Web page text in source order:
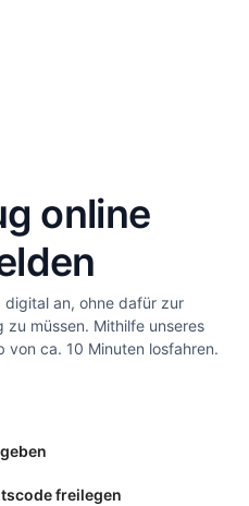
online
digital an, ohne dafür zur
zu müssen. Mithilfe unseres
von ca. 10 Minuten losfahren.
freilegen